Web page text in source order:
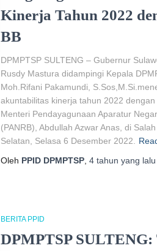
Kinerja Tahun 2022
BB
DPMPTSP SULTENG – Gubernur
Rusdy Mastura didampingi Kepala
Moh.Rifani Pakamundi,
akuntabilitas kinerja tahun 2022
Menteri Pendayagunaan Aparatur
(PANRB), Abdullah Azwar Anas, di
Selatan, Selasa 6 Desember 2022.
Oleh PPID DPMPTSP 4 tahun yang lalu
BERITA PPID
DPMPTSP SULTENG: